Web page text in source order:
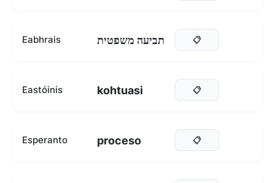
Eabhrais תביעה משפטית 📋
Eastóinis kohtuasi 📋
Esperanto proceso 📋